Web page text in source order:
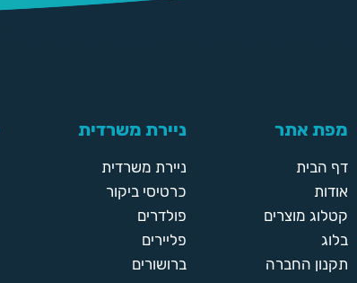
מפת אתר
דף הבית
אודות
קטלוג מוצרים
בלוג
תקנון החברה
ניירת משרדית
ניירת משרדית
כרטיסי ביקור
פולדרים
פליירים
ברושורים